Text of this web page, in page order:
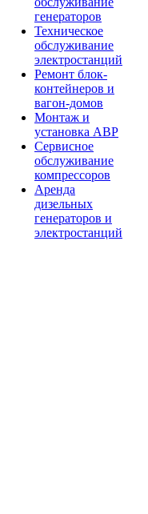
генераторов
Техническое
обслуживание
электростанций
Ремонт блок-
контейнеров и
вагон-домов
Монтаж и
установка АВР
Сервисное
обслуживание
компрессоров
Аренда
дизельных
генераторов и
электростанций